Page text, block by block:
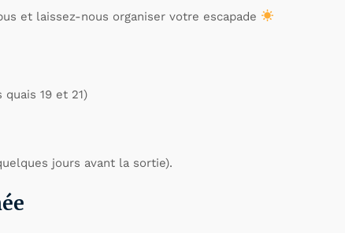
et laissez-nous organiser votre escapade
19 et 21)
jours avant la sortie).